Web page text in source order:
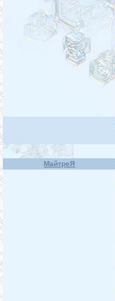
МайтреЯ